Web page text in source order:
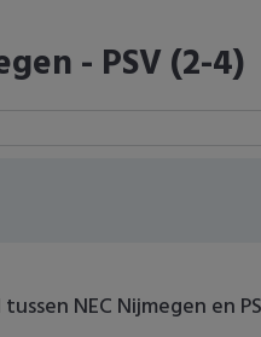
- PSV (2-4)
NEC Nijmegen en